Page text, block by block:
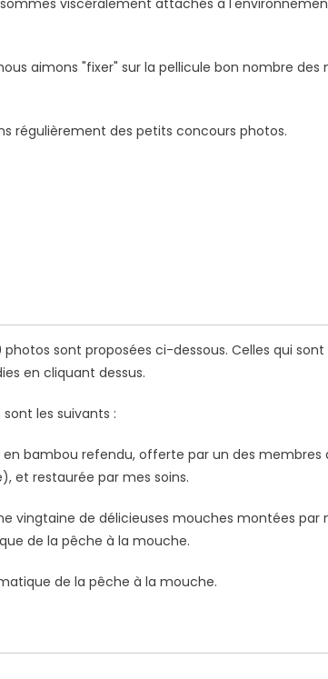
viscéralement attachés à
aimons "fixer" sur la pellicule bon nombre des
régulièrement des petits concours photos.
photos sont proposées ci-dessous. Celles qui
en cliquant dessus.
les suivants :
bambou refendu, offerte par un des membres
et restaurée par mes soins.
vingtaine de délicieuses mouches montées par
de la pêche à la mouche.
de la pêche à la mouche.